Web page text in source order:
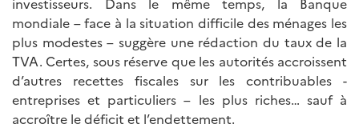
mondiale – face à la situation difficile des ménages les
plus modestes – suggère une rédaction du taux de la
TVA. Certes, sous réserve que les autorités accroissent
d’autres recettes fiscales sur les contribuables -
entreprises et particuliers – les plus riches… sauf à
accroître le déficit et l’endettement.